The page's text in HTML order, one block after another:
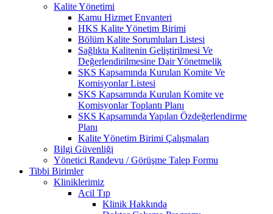
Kalite Yönetimi
Kamu Hizmet Envanteri
HKS Kalite Yönetim Birimi
Bölüm Kalite Sorumluları Listesi
Sağlıkta Kalitenin Geliştirilmesi Ve
Değerlendirilmesine Dair Yönetmelik
SKS Kapsamında Kurulan Komite Ve
Komisyonlar Listesi
SKS Kapsamında Kurulan Komite ve
Komisyonlar Toplantı Planı
SKS Kapsamında Yapılan Özdeğerlendirme
Planı
Kalite Yönetim Birimi Çalışmaları
Bilgi Güvenliği
Yönetici Randevu / Görüşme Talep Formu
Tibbi Birimler
Kliniklerimiz
Acil Tıp
Klinik Hakkında